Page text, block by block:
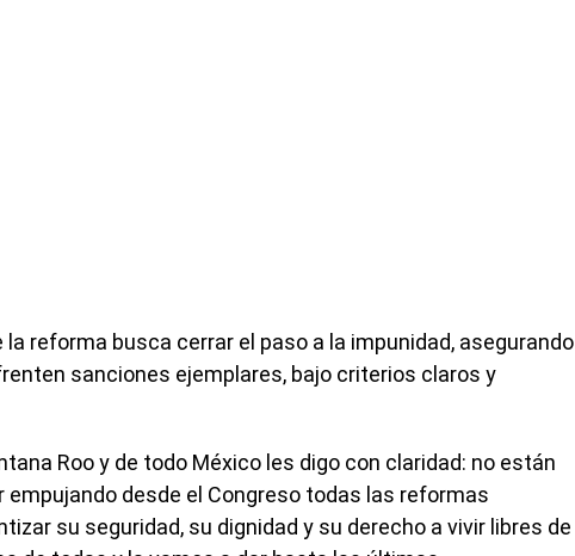
reforma busca cerrar el paso a la impunidad, asegurando
sanciones ejemplares, bajo criterios claros y
Roo y de todo México les digo con claridad: no están
empujando desde el Congreso todas las reformas
su seguridad, su dignidad y su derecho a vivir libres de